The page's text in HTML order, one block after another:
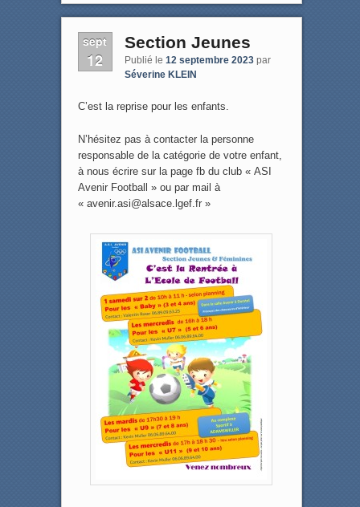
sept
12
Section Jeunes
Publié le 12 septembre 2023 par
Séverine KLEIN
C’est la reprise pour les enfants.
N’hésitez pas à contacter la personne
responsable de la catégorie de votre enfant,
à nous écrire sur la page fb du club « ASI
Avenir Football » ou par mail à
« avenir.asi@alsace.lgef.fr »